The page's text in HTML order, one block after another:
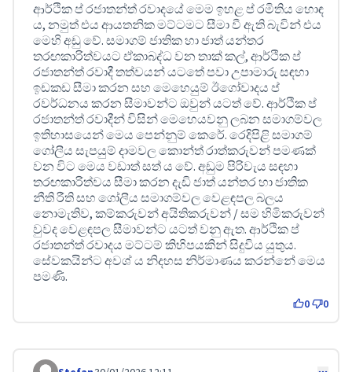
ආර්ථික ප් රජාතන්ත් රවාදයේ මෙම ඉහළ ප් රමිතිය හොඳ
ය, නමුත් එය ආයතනික මට්ටමට සීමා වී ඇති බැවින් එය
මෙහි අඩු වේ. සමාගම් ජාතික හා ජාත් යන්තර
තරඟකාරිත්වයට ඒකාබද්ධ වන තාක් කල්, ආර්ථික ප්
රජාතන්ත් රවාදී තත්වයන් යටතේ පවා උපාමාරු සඳහා
ඉඩකඩ සීමා කරන සහ මෙහෙයුම් ඊගෝවාදය ප්
රවර්ධනය කරන සීමාවන්ට ඔවුන් යටත් වේ. ආර්ථික ප්
රජාතන්ත් රවාදීන් විසින් මෙහෙයවනු ලබන සමාගම්වල
ඉතිහාසයෙන් මෙය පෙන්නුම් කෙරේ. රෙදිපිළි සමාගම්
ගෝලීය සැපයුම් දාමවල කොන්ත් රාත්කරුවන් පමණක්
වන විට මෙය වඩාත් සත් ය වේ. අඩුම පිරිවැය සඳහා
තරඟකාරිත්වය සීමා කරන දැඩි ජාත් යන්තර හා ජාතික
නීති රීති සහ ගෝලීය සමාගම්වල වෙළඳපල බලය
නොමැතිව, කම්කරුවන් අයිතිකරුවන් / සම හිමිකරුවන්
වුවද වෙළඳපල සීමාවන්ට යටත් වනු ඇත. ආර්ථික ප්
රජාතන්ත් රවාදය මට්ටම් කිහිපයකින් සිදුවිය යුතුය.
සේවකයින්ට අවශ් ය නිදහස නිර්මාණය කරන්නේ මෙය
පමණි.
0 0